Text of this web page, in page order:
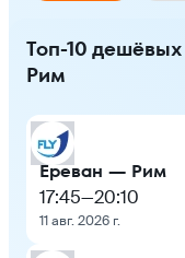
Топ-10
Рим
Ереван — Рим
17:45—20:10
11 авг. 2026 г.